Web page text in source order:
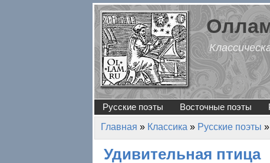
Перейти к основному содержанию
Русские поэты Восточные поэты
Вы здесь
Главная » Классика » Русские поэты »
Удивительная птица